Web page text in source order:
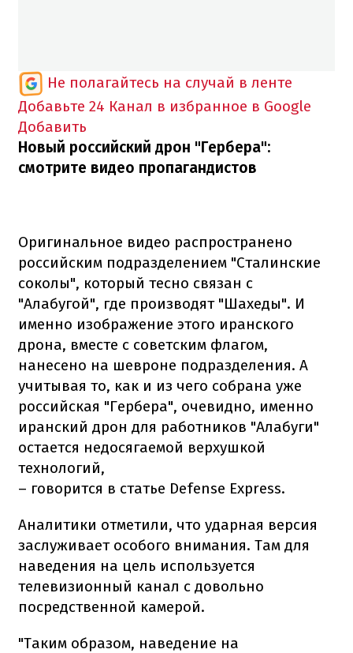
Не полагайтесь на случай в ленте
Добавьте 24 Канал в избранное в Google
Добавить
Новый российский дрон "Гербера":
смотрите видео пропагандистов
Оригинальное видео распространено
российским подразделением "Сталинские
соколы", который тесно связан с
"Алабугой", где производят "Шахеды". И
именно изображение этого иранского
дрона, вместе с советским флагом,
нанесено на шевроне подразделения. А
учитывая то, как и из чего собрана уже
российская "Гербера", очевидно, именно
иранский дрон для работников "Алабуги"
остается недосягаемой верхушкой
технологий,
– говорится в статье Defense Express.
Аналитики отметили, что ударная версия
заслуживает особого внимания. Там для
наведения на цель используется
телевизионный канал с довольно
посредственной камерой.
"Таким образом, наведение на